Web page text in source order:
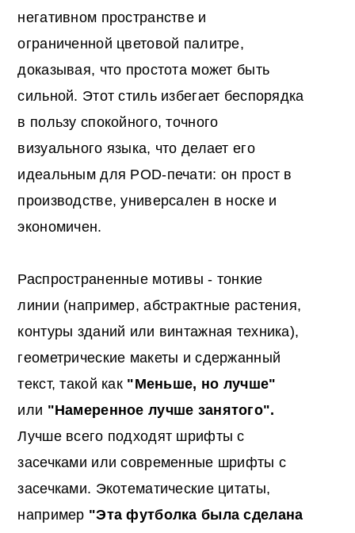
негативном пространстве и
ограниченной цветовой палитре,
доказывая, что простота может быть
сильной. Этот стиль избегает беспорядка
в пользу спокойного, точного
визуального языка, что делает его
идеальным для POD-печати: он прост в
производстве, универсален в носке и
экономичен.
Распространенные мотивы - тонкие
линии (например, абстрактные растения,
контуры зданий или винтажная техника),
геометрические макеты и сдержанный
текст, такой как "Меньше, но лучше"
или "Намеренное лучше занятого".
Лучше всего подходят шрифты с
засечками или современные шрифты с
засечками. Экотематические цитаты,
например "Эта футболка была сделана